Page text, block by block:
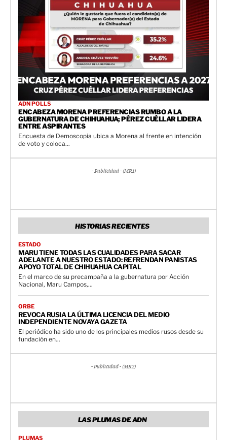
ADN POLLS
ENCABEZA MORENA PREFERENCIAS RUMBO A LA
GUBERNATURA DE CHIHUAHUA; PÉREZ CUÉLLAR LIDERA
ENTRE ASPIRANTES
Encuesta de Demoscopia ubica a Morena al frente en intención
de voto y coloca...
- Publicidad - (MR1)
HISTORIAS RECIENTES
ESTADO
MARU TIENE TODAS LAS CUALIDADES PARA SACAR
ADELANTE A NUESTRO ESTADO: REFRENDAN PANISTAS
APOYO TOTAL DE CHIHUAHUA CAPITAL
En el marco de su precampaña a la gubernatura por Acción
Nacional, Maru Campos,...
ORBE
REVOCA RUSIA LA ÚLTIMA LICENCIA DEL MEDIO
INDEPENDIENTE NOVAYA GAZETA
El periódico ha sido uno de los principales medios rusos desde su
fundación en...
- Publicidad - (MR2)
LAS PLUMAS DE ADN
PLUMAS